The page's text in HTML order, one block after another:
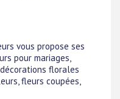
vous propose ses
pour mariages,
florales
fleurs coupées,